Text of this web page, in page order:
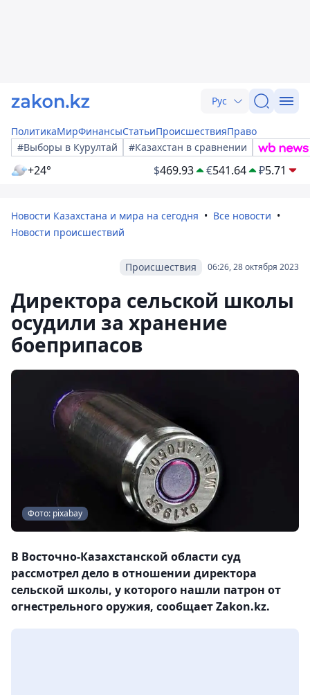
Рус
ПолитикаМирФинансыСтатьиПроисшествияПраво
#Выборы в Курултай
#Казахстан в сравнении
+24° $469.93 €541.64 ₽5.71
Новости Казахстана и мира на сегодня
Все новости
Новости происшествий
06:26, 28 октября 2023
Происшествия
Директора сельской школы
осудили за хранение
боеприпасов
Фото: pixabay
В Восточно-Казахстанской области суд
рассмотрел дело в отношении директора
сельской школы, у которого нашли патрон от
огнестрельного оружия, сообщает Zakon.kz.